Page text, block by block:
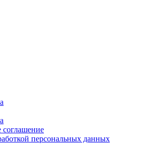
соглашение
персональных данных